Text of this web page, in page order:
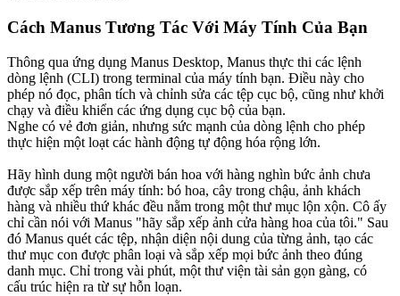
Cách Manus Tương Tác Với Máy Tính Của Bạn
Thông qua ứng dụng Manus Desktop, Manus thực thi các lệnh
dòng lệnh (CLI) trong terminal của máy tính bạn. Điều này cho
phép nó đọc, phân tích và chỉnh sửa các tệp cục bộ, cũng như khởi
chạy và điều khiển các ứng dụng cục bộ của bạn.
Nghe có vẻ đơn giản, nhưng sức mạnh của dòng lệnh cho phép
thực hiện một loạt các hành động tự động hóa rộng lớn.
Hãy hình dung một người bán hoa với hàng nghìn bức ảnh chưa
được sắp xếp trên máy tính: bó hoa, cây trong chậu, ảnh khách
hàng và nhiều thứ khác đều nằm trong một thư mục lộn xộn. Cô ấy
chỉ cần nói với Manus "hãy sắp xếp ảnh cửa hàng hoa của tôi." Sau
đó Manus quét các tệp, nhận diện nội dung của từng ảnh, tạo các
thư mục con được phân loại và sắp xếp mọi bức ảnh theo đúng
danh mục. Chỉ trong vài phút, một thư viện tài sản gọn gàng, có
cấu trúc hiện ra từ sự hỗn loạn.